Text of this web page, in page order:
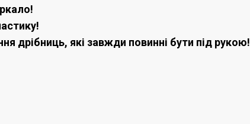
дрібниць, які завжди повинні бути під рукою!